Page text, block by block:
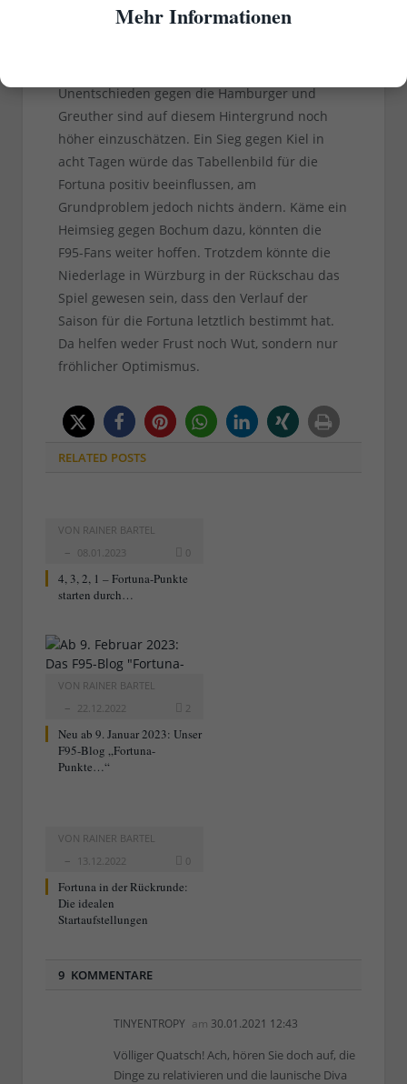
Nach den Erfahrungen der letzten drei Partien
Unentschieden gegen die Hamburger und
Greuther sind auf diesem Hintergrund noch
höher einzuschätzen. Ein Sieg gegen Kiel in
acht Tagen würde das Tabellenbild für die
Fortuna positiv beeinflussen, am
Grundproblem jedoch nichts ändern. Käme ein
Heimsieg gegen Bochum dazu, könnten die
F95-Fans weiter hoffen. Trotzdem könnte die
Niederlage in Würzburg in der Rückschau das
Spiel gewesen sein, dass den Verlauf der
Saison für die Fortuna letztlich bestimmt hat.
Da helfen weder Frust noch Wut, sondern nur
fröhlicher Optimismus.
RELATED POSTS
VON RAINER BARTEL
08.01.2023
0
4, 3, 2, 1 – Fortuna-Punkte
starten durch…
VON RAINER BARTEL
22.12.2022
2
Neu ab 9. Januar 2023: Unser
F95-Blog „Fortuna-
Punkte…“
VON RAINER BARTEL
13.12.2022
0
Fortuna in der Rückrunde:
Die idealen
Startaufstellungen
9 KOMMENTARE
TINYENTROPY am 30.01.2021 12:43
Völliger Quatsch! Ach, hören Sie doch auf, die
Dinge zu relativieren und die launische Diva
Mehr Informationen